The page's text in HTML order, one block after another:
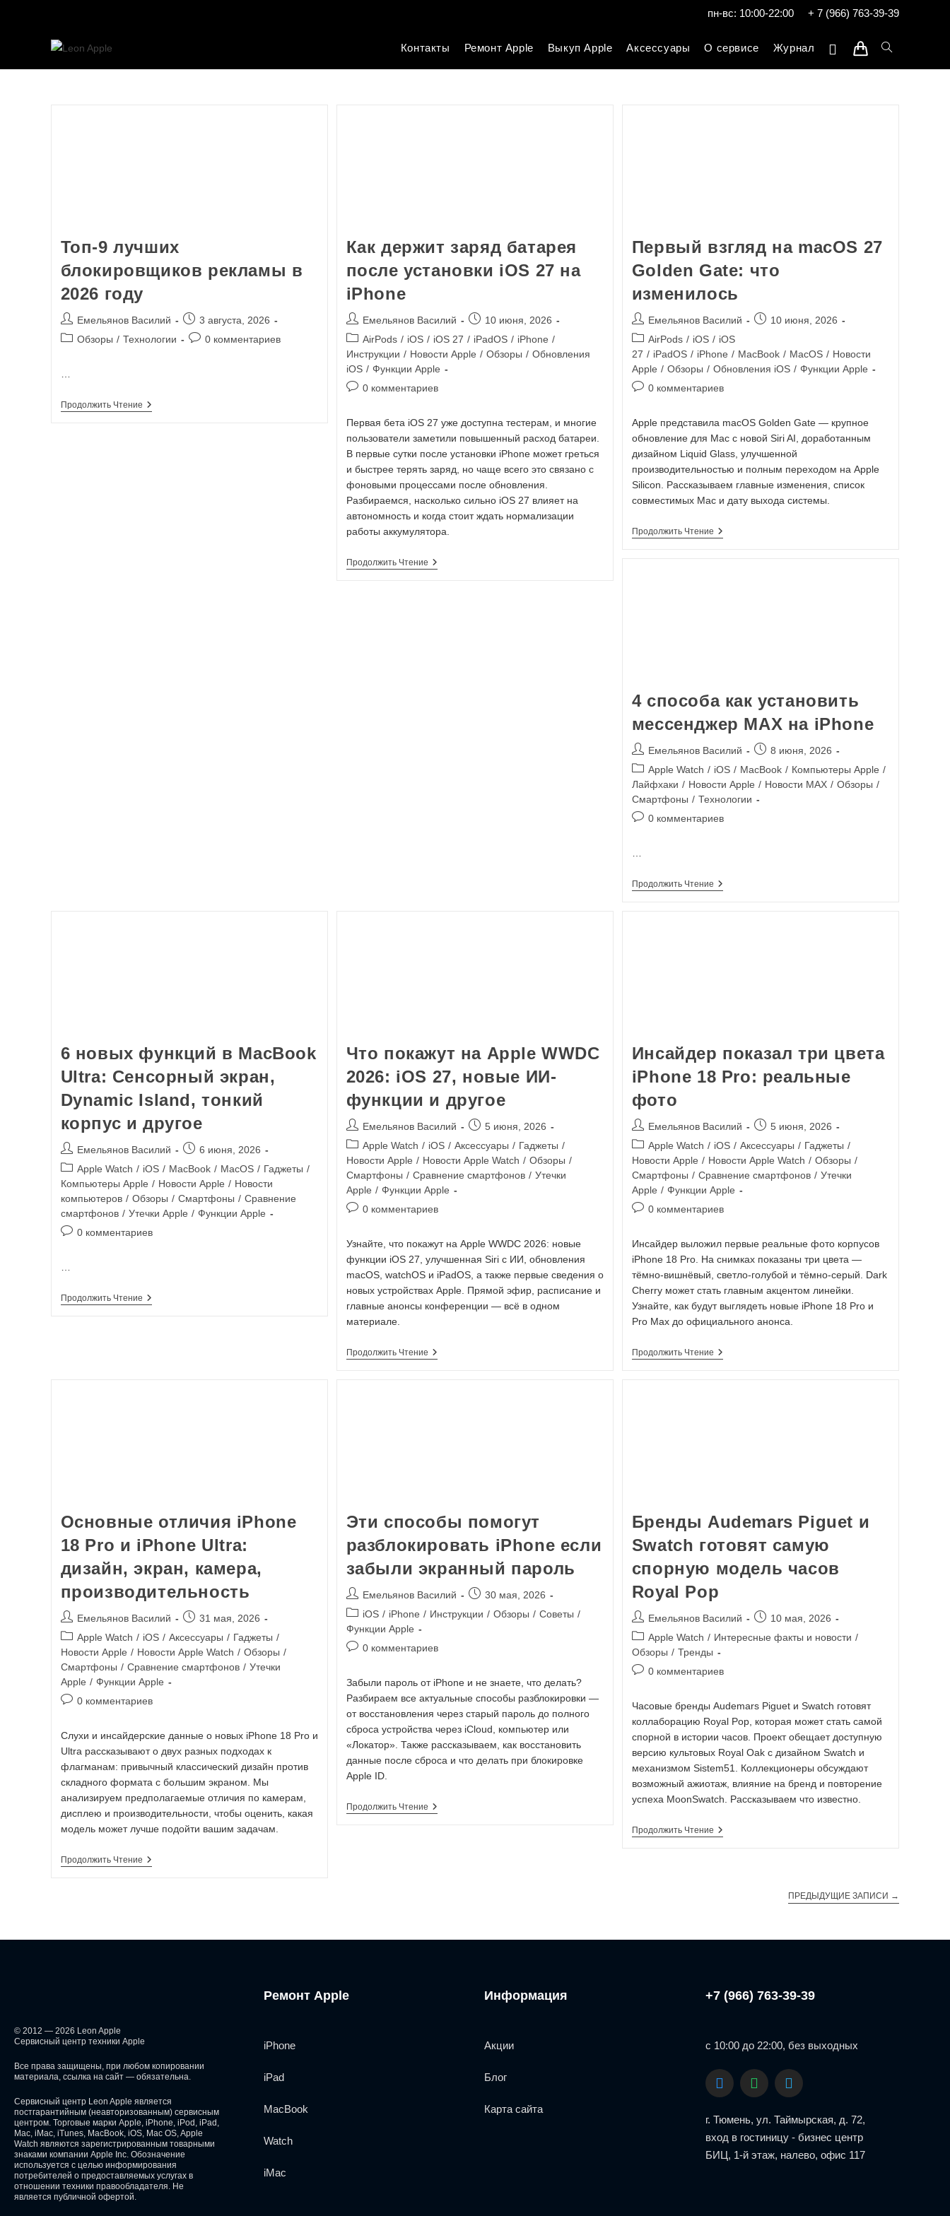
пн-вс: 10:00-22:00 + 7 (966) 763-39-39
Контакты Ремонт Apple Выкуп Apple Аксессуары О сервисе Журнал
Топ-9 лучших
блокировщиков рекламы в
2026 году
Емельянов Василий
3 августа, 2026
Обзоры / Технологии 0 комментариев
Продолжить Чтение
Как держит заряд батарея
после установки iOS 27 на
iPhone
Емельянов Василий
10 июня, 2026
AirPods / iOS / iOS 27 / iPadOS / iPhone /
Инструкции / Новости Apple / Обзоры / Обновления
iOS / Функции Apple
0 комментариев
Первая бета iOS 27 уже доступна тестерам, и многие
пользователи заметили повышенный расход батареи.
В первые сутки после установки iPhone может греться
и быстрее терять заряд, но чаще всего это связано с
фоновыми процессами после обновления.
Разбираемся, насколько сильно iOS 27 влияет на
автономность и когда стоит ждать нормализации
работы аккумулятора.
Продолжить Чтение
Первый взгляд на macOS 27
Golden Gate: что
изменилось
Емельянов Василий
10 июня, 2026
AirPods / iOS / iOS
27 / iPadOS / iPhone / MacBook / MacOS / Новости
Apple / Обзоры / Обновления iOS / Функции Apple
0 комментариев
Apple представила macOS Golden Gate — крупное
обновление для Mac с новой Siri AI, доработанным
дизайном Liquid Glass, улучшенной
производительностью и полным переходом на Apple
Silicon. Рассказываем главные изменения, список
совместимых Mac и дату выхода системы.
Продолжить Чтение
4 способа как установить
мессенджер MAX на iPhone
Емельянов Василий
8 июня, 2026
Apple Watch / iOS / MacBook / Компьютеры Apple /
Лайфхаки / Новости Apple / Новости MAX / Обзоры /
Смартфоны / Технологии
0 комментариев
Продолжить Чтение
6 новых функций в MacBook
Ultra: Сенсорный экран,
Dynamic Island, тонкий
корпус и другое
Емельянов Василий
6 июня, 2026
Apple Watch / iOS / MacBook / MacOS / Гаджеты /
Компьютеры Apple / Новости Apple / Новости
компьютеров / Обзоры / Смартфоны / Сравнение
смартфонов / Утечки Apple / Функции Apple
0 комментариев
Продолжить Чтение
Что покажут на Apple WWDC
2026: iOS 27, новые ИИ-
функции и другое
Емельянов Василий
5 июня, 2026
Apple Watch / iOS / Аксессуары / Гаджеты /
Новости Apple / Новости Apple Watch / Обзоры /
Смартфоны / Сравнение смартфонов / Утечки
Apple / Функции Apple
0 комментариев
Узнайте, что покажут на Apple WWDC 2026: новые
функции iOS 27, улучшенная Siri с ИИ, обновления
macOS, watchOS и iPadOS, а также первые сведения о
новых устройствах Apple. Прямой эфир, расписание и
главные анонсы конференции — всё в одном
материале.
Продолжить Чтение
Инсайдер показал три цвета
iPhone 18 Pro: реальные
фото
Емельянов Василий
5 июня, 2026
Apple Watch / iOS / Аксессуары / Гаджеты /
Новости Apple / Новости Apple Watch / Обзоры /
Смартфоны / Сравнение смартфонов / Утечки
Apple / Функции Apple
0 комментариев
Инсайдер выложил первые реальные фото корпусов
iPhone 18 Pro. На снимках показаны три цвета —
тёмно-вишнёвый, светло-голубой и тёмно-серый. Dark
Cherry может стать главным акцентом линейки.
Узнайте, как будут выглядеть новые iPhone 18 Pro и
Pro Max до официального анонса.
Продолжить Чтение
Основные отличия iPhone
18 Pro и iPhone Ultra:
дизайн, экран, камера,
производительность
Емельянов Василий
31 мая, 2026
Apple Watch / iOS / Аксессуары / Гаджеты /
Новости Apple / Новости Apple Watch / Обзоры /
Смартфоны / Сравнение смартфонов / Утечки
Apple / Функции Apple
0 комментариев
Слухи и инсайдерские данные о новых iPhone 18 Pro и
Ultra рассказывают о двух разных подходах к
флагманам: привычный классический дизайн против
складного формата с большим экраном. Мы
анализируем предполагаемые отличия по камерам,
дисплею и производительности, чтобы оценить, какая
модель может лучше подойти вашим задачам.
Продолжить Чтение
Эти способы помогут
разблокировать iPhone если
забыли экранный пароль
Емельянов Василий
30 мая, 2026
iOS / iPhone / Инструкции / Обзоры / Советы /
Функции Apple
0 комментариев
Забыли пароль от iPhone и не знаете, что делать?
Разбираем все актуальные способы разблокировки —
от восстановления через старый пароль до полного
сброса устройства через iCloud, компьютер или
«Локатор». Также рассказываем, как восстановить
данные после сброса и что делать при блокировке
Apple ID.
Продолжить Чтение
Бренды Audemars Piguet и
Swatch готовят самую
спорную модель часов
Royal Pop
Емельянов Василий
10 мая, 2026
Apple Watch / Интересные факты и новости /
Обзоры / Тренды
0 комментариев
Часовые бренды Audemars Piguet и Swatch готовят
коллаборацию Royal Pop, которая может стать самой
спорной в истории часов. Проект обещает доступную
версию культовых Royal Oak с дизайном Swatch и
механизмом Sistem51. Коллекционеры обсуждают
возможный ажиотаж, влияние на бренд и повторение
успеха MoonSwatch. Рассказываем что известно.
Продолжить Чтение
ПРЕДЫДУЩИЕ ЗАПИСИ →
© 2012 — 2026 Leon Apple
Сервисный центр техники Apple
Все права защищены, при любом копировании
материала, ссылка на сайт — обязательна.
Сервисный центр Leon Apple является
постгарантийным (неавторизованным) сервисным
центром. Торговые марки Apple, iPhone, iPod, iPad,
Mac, iMac, iTunes, MacBook, iOS, Mac OS, Apple
Watch являются зарегистрированным товарными
знаками компании Apple Inc. Обозначение
используется с целью информирования
потребителей о предоставляемых услугах в
отношении техники правообладателя. Не
является публичной офертой.
Ремонт Apple
iPhone
iPad
MacBook
Watch
iMac
Информация
Акции
Блог
Карта сайта
+7 (966) 763-39-39
с 10:00 до 22:00, без выходных
г. Тюмень, ул. Таймырская, д. 72,
вход в гостиницу - бизнес центр
БИЦ, 1-й этаж, налево, офис 117